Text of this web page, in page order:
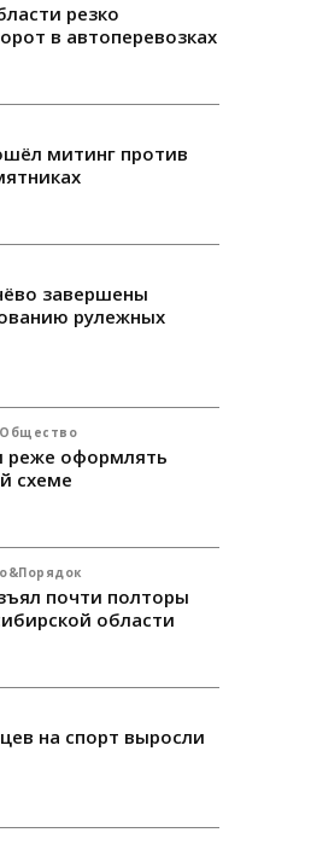
резко
в автоперевозках
митинг против
завершены
рулежных
Общество
реже оформлять
схеме
почти полторы
области
на спорт выросли